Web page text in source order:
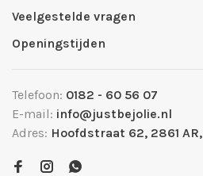
Veelgestelde vragen
Openingstijden
Telefoon: 0182 - 60 56 07
E-mail: info@justbejolie.nl
Adres: Hoofdstraat 62, 2861